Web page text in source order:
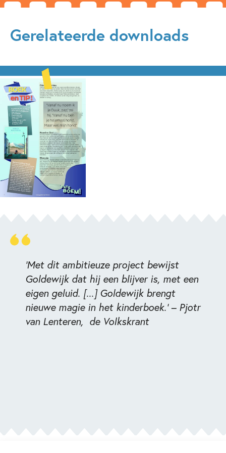
'Brutaal, swingend, ontroerend. En bovenal een belangrijk
Gerelateerde downloads
'Met dit ambitieuze project bewijst
Goldewijk dat hij een blijver is, met een
eigen geluid. [...] Goldewijk brengt
nieuwe magie in het kinderboek.' – Pjotr
van Lenteren, de Volkskrant